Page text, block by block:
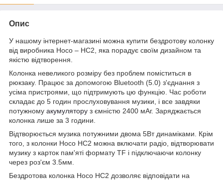
Опис
У нашому інтернет-магазині можна купити бездротову колонку
від виробника Hoco – HC2, яка порадує своїм дизайном та
якістю відтворення.
Колонка невеликого розміру без проблем поміститься в
рюкзаку. Працює за допомогою Bluetooth (5.0) з'єднання з
усіма пристроями, що підтримують цю функцію. Час роботи
складає до 5 годин прослуховування музики, і все завдяки
потужному акумулятору з ємністю 2400 мАг. Заряджається
колонка лише за 3 години.
Відтворюється музика потужними двома 5Вт динаміками. Крім
того, з колонки Hoco HC2 можна включати радіо, відтворювати
музику з карток пам'яті формату TF і підключаючи колонку
через роз'єм 3.5мм.
Бездротова колонка Hoco HC2 дозволяє відповідати на